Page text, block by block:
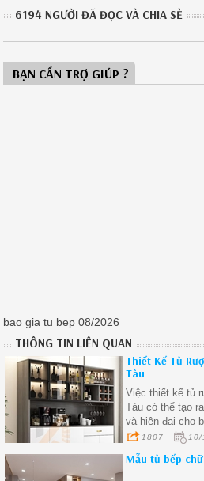
6194 NGƯỜI ĐÃ ĐỌC VÀ CHIA SẺ
BẠN CẦN TRỢ GIÚP ?
bao gia tu bep 08/2026
THÔNG TIN LIÊN QUAN
Thiết Kế Tủ
Tàu
Việc thiết kế tủ
Tàu có thể tạo
và hiện đại cho
1807 10/
Mẫu tủ bếp